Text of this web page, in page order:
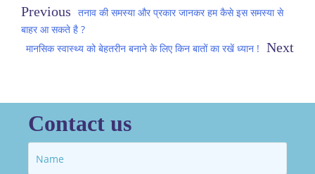
Post
navigation
तनाव की समस्या और प्रकार जानकर हम कैसे इस समस्या से
बाहर आ सकते है ?
मानसिक स्वास्थ्य को बेहतरीन बनाने के लिए किन बातों का रखें ध्यान !
Contact us